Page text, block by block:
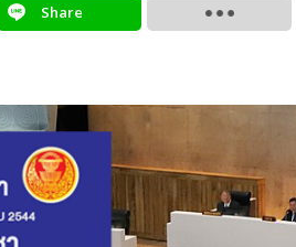
Share